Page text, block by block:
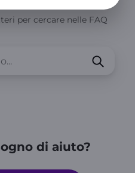
per cercare nelle FAQ
di aiuto?